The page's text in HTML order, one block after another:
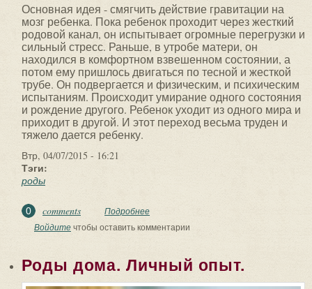
Основная идея - смягчить действие гравитации на
мозг ребенка. Пока ребенок проходит через жесткий
родовой канал, он испытывает огромные перегрузки и
сильный стресс. Раньше, в утробе матери, он
находился в комфортном взвешенном состоянии, а
потом ему пришлось двигаться по тесной и жесткой
трубе. Он подвергается и физическим, и психическим
испытаниям. Происходит умирание одного состояния
и рождение другого. Ребенок уходит из одного мира и
приходит в другой. И этот переход весьма труден и
тяжело дается ребенку.
Втр, 04/07/2015 - 16:21
Тэги:
роды
0 comments Подробнее
Войдитечтобы оставить комментарии
Роды дома. Личный опыт.